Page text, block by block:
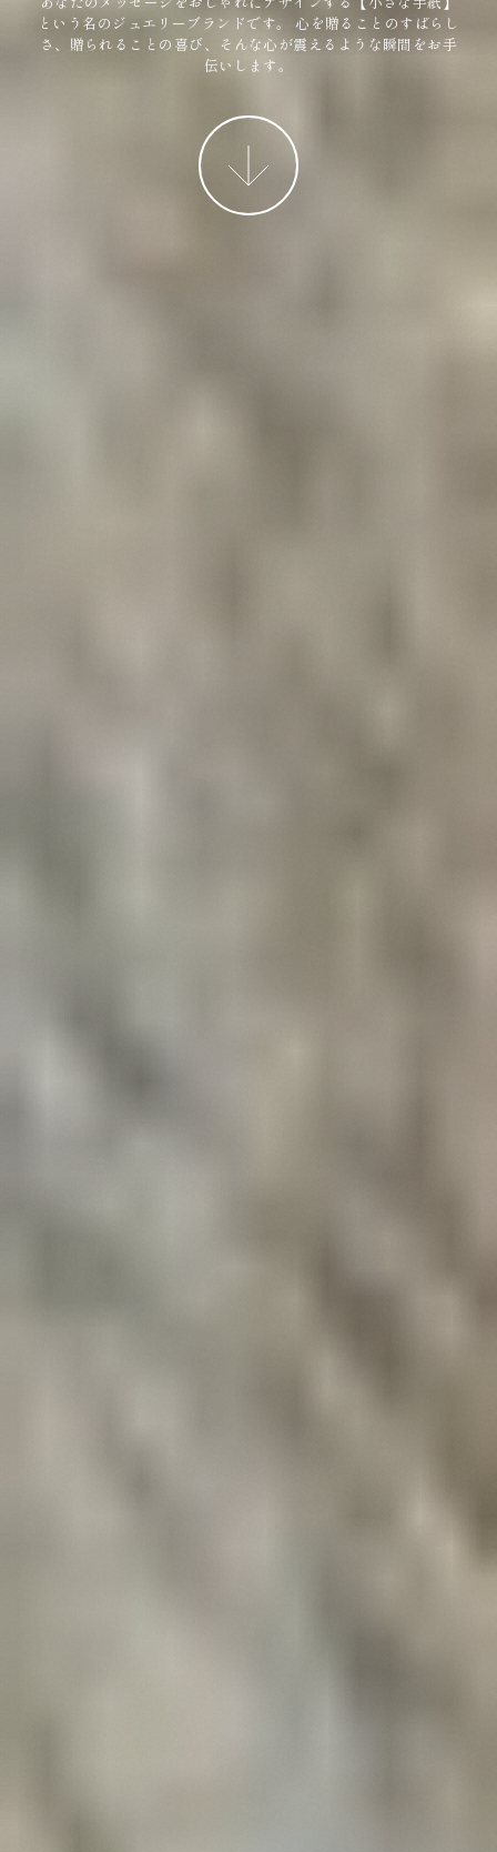
という名のジュエリーブランドです。
心を贈ることのすばらし
さ、贈られることの喜び、そんな心が震えるような瞬間をお手
伝いします。